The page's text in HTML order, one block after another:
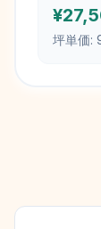
¥
坪単価: